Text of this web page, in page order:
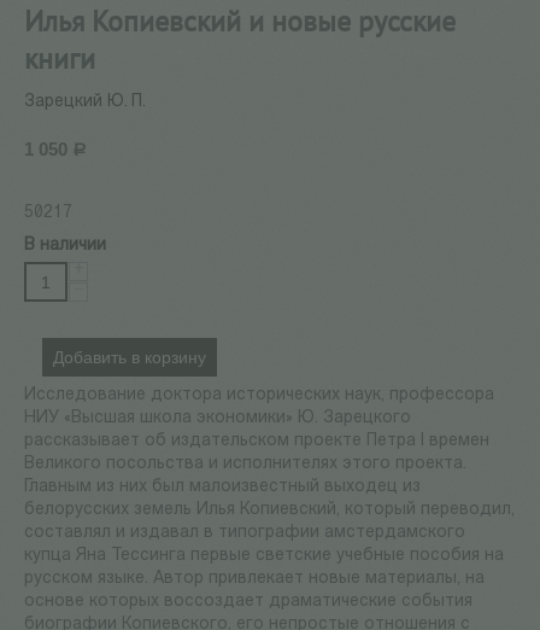
Илья Копиевский и новые русские
книги
Зарецкий Ю. П.
1 050 Р
50217
В наличии
Добавить в корзину
Исследование доктора исторических наук, профессора
НИУ «Высшая школа экономики» Ю. Зарецкого
рассказывает об издательском проекте Петра I времен
Великого посольства и исполнителях этого проекта.
Главным из них был малоизвестный выходец из
белорусских земель Илья Копиевский, который переводил,
составлял и издавал в типографии амстердамского
купца Яна Тессинга первые светские учебные пособия на
русском языке. Автор привлекает новые материалы, на
основе которых воссоздает драматические события
биографии Копиевского, его непростые отношения с